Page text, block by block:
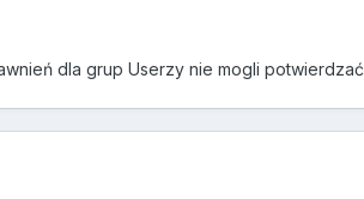
dla grup Userzy nie mogli potwierdzać